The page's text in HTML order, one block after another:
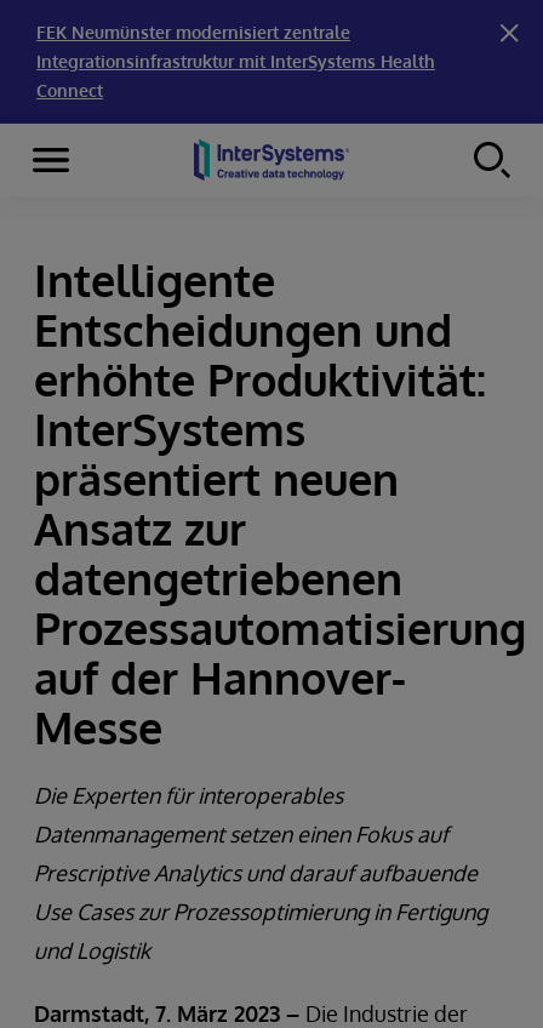
FEK Neumünster modernisiert zentrale
Integrationsinfrastruktur mit InterSystems Health
Connect
Skip to content
Menu
Intelligente
Entscheidungen und
erhöhte Produktivität:
InterSystems
präsentiert neuen
Ansatz zur
datengetriebenen
Prozessautomatisierung
auf der Hannover-
Messe
Die Experten für interoperables
Datenmanagement setzen einen Fokus auf
Prescriptive Analytics und darauf aufbauende
Use Cases zur Prozessoptimierung in Fertigung
und Logistik
Darmstadt, 7. März 2023 – Die Industrie der